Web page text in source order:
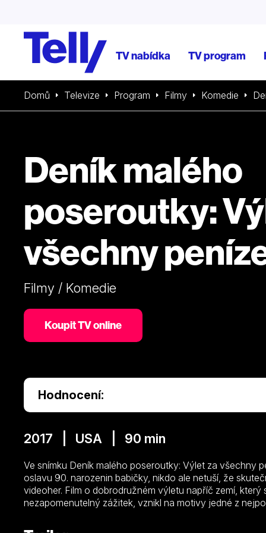
TV nabídka TV program
Domů Televize Program Filmy Komedie
Deník malého
poseroutky:
všechny
Filmy / Komedie
Koupit TV online
Hodnocení:
2017 | USA | 90 min
Ve snímku Deník malého poseroutky: Výlet za všechny
oslavu 90. narozenin babičky, nikdo ale netuší, že
videoher. Film o dobrodružném výletu napříč zemí,
nezapomenutelný zážitek, vznikl na motivy jedné z